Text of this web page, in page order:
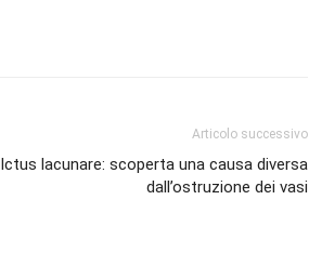
Articolo successivo
Ictus lacunare: scoperta una causa diversa
dall’ostruzione dei vasi